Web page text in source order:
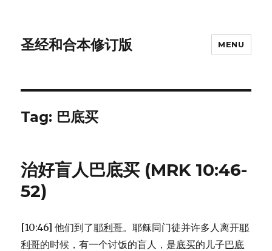
圣经和合本修订版 MENU
Tag: 巴底买
治好盲人巴底买 (MRK 10:46-
52)
[10:46] 他们到了耶利哥。耶稣同门徒并许多人离开耶
利哥的时候，有一个讨饭的盲人，是底买的儿子巴底